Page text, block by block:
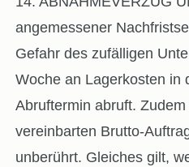
angemessener
Gefahr des zufälligen
Woche an Lagerkosten in
Abruftermin abruft.
vereinbarten Brutto-
unberührt. Gleiches gilt,